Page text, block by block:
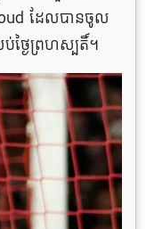
ដែលបានចូល
ថ្ងៃព្រហស្បតិ៍។